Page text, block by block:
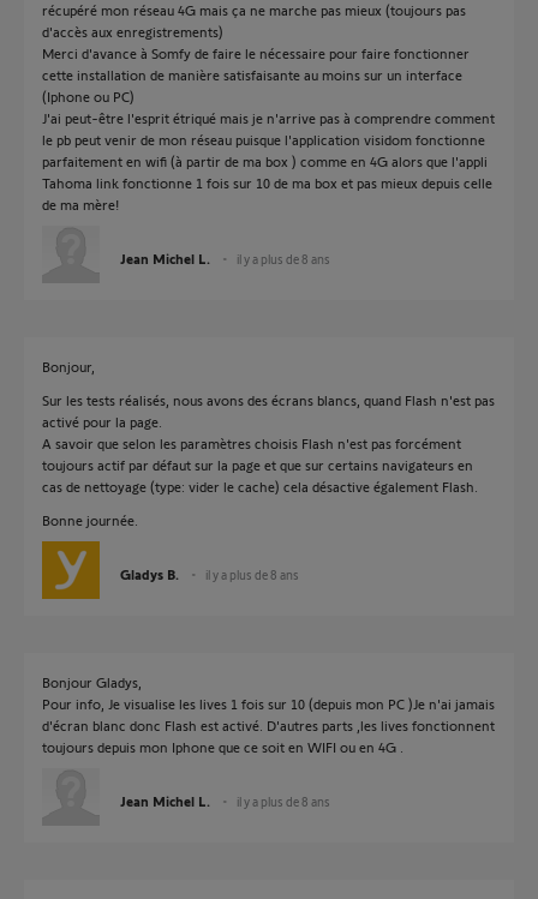
récupéré mon réseau 4G mais ça ne marche pas mieux (toujours pas
d'accès aux enregistrements)
Merci d'avance à Somfy de faire le nécessaire pour faire fonctionner
cette installation de manière satisfaisante au moins sur un interface
(Iphone ou PC)
J'ai peut-être l'esprit étriqué mais je n'arrive pas à comprendre comment
le pb peut venir de mon réseau puisque l'application visidom fonctionne
parfaitement en wifi (à partir de ma box ) comme en 4G alors que l'appli
Tahoma link fonctionne 1 fois sur 10 de ma box et pas mieux depuis celle
de ma mère!
Jean Michel L. il y a plus de 8 ans
Bonjour,
Sur les tests réalisés, nous avons des écrans blancs, quand Flash n'est pas
activé pour la page.
A savoir que selon les paramètres choisis Flash n'est pas forcément
toujours actif par défaut sur la page et que sur certains navigateurs en
cas de nettoyage (type: vider le cache) cela désactive également Flash.
Bonne journée.
Gladys B. il y a plus de 8 ans
Bonjour Gladys,
Pour info, Je visualise les lives 1 fois sur 10 (depuis mon PC )Je n'ai jamais
d'écran blanc donc Flash est activé. D'autres parts ,les lives fonctionnent
toujours depuis mon Iphone que ce soit en WIFI ou en 4G .
Jean Michel L. il y a plus de 8 ans